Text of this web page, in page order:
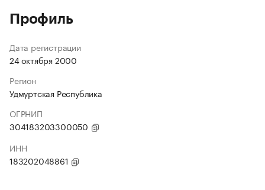
Профиль
Дата регистрации
24 октября 2000
Регион
Удмуртская Республика
ОГРНИП
304183203300050
ИНН
183202048861